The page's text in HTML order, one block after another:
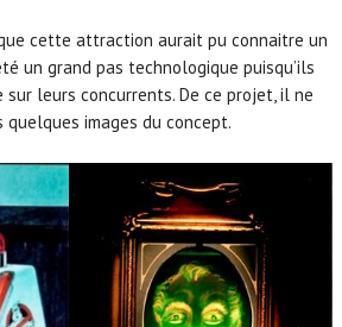
que cette attraction aurait pu connaitre un
un grand pas technologique puisqu’ils
sur leurs concurrents. De ce projet, il ne
images du concept.